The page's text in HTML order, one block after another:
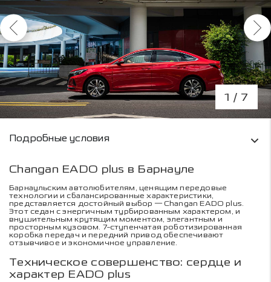
1 / 7
Условия кредитования и информация о
Подробные условия
Changan EADO plus в Барнауле
Барнаульским автолюбителям, ценящим передовые
технологии и сбалансированные характеристики,
представляется достойный выбор — Changan EADO plus.
Этот седан с энергичным турбированным характером, и
внушительным крутящим моментом, элегантным и
просторным кузовом. 7-ступенчатая роботизированная
коробка передач и передний привод обеспечивают
отзывчивое и экономичное управление.
Техническое совершенство: сердце и
характер EADO plus